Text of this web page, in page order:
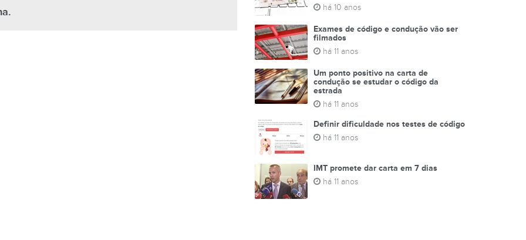
há 10 anos
Exames de código e condução vão ser
filmados
há 11 anos
Um ponto positivo na carta de
condução se estudar o código da
estrada
há 11 anos
Definir dificuldade nos testes de código
há 11 anos
IMT promete dar carta em 7 dias
há 11 anos